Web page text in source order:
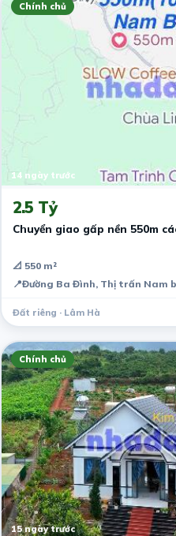
Chính chủ
14 ngày trước
2.5 Tỷ
Chuyển giao gấp nền 550m
📐 550 m²
📍Đường Ba Đình, Thị trấn Nam
Đất riêng · Lâm Hà
Chính chủ
15 ngày trước